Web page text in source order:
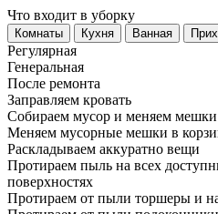
Что входит в уборку
Регу­лярная
Гене­ральная
После ремонта
Заправляем кровать
Собираем мусор и меняем мешки
Меняем мусорные мешки в
Раскладываем аккуратно вещи
Протираем пыль на всех
поверхностях
Протираем от пыли торшеры и